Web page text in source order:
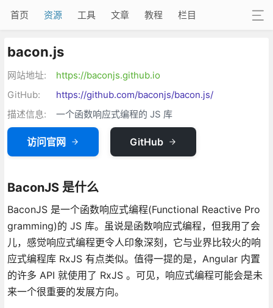
首页 资源 工具 文章 教程 栏目
bacon.js
网站地址:
https://baconjs.github.io
GitHub:
https://github.com/baconjs/bacon.js/
描述信息:
一个函数响应式编程的 JS 库
访问官网 GitHub
BaconJS 是什么
BaconJS 是一个函数响应式编程(Functional Reactive Pro
gramming)的 JS 库。虽说是函数响应式编程，但我用了会
儿，感觉响应式编程更令人印象深刻，它与业界比较火的响
应式编程库 RxJS 有点类似。值得一提的是，Angular 内置
的许多 API 就使用了 RxJS 。可见，响应式编程可能会是未
来一个很重要的发展方向。